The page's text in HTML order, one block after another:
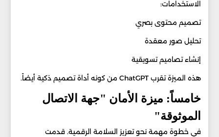
الاستخدامات:
تصميم محتوى بصري
تحليل صور معقدة
إنشاء تصاميم تسويقية
هذه الميزة تقرب ChatGPT من كونه أداة تصميم ذكية أيضاً.
خامساً: ميزة الأمان "جهة الاتصال
الموثوقة"
في خطوة مهمة نحو تعزيز السلامة الرقمية. قدمت